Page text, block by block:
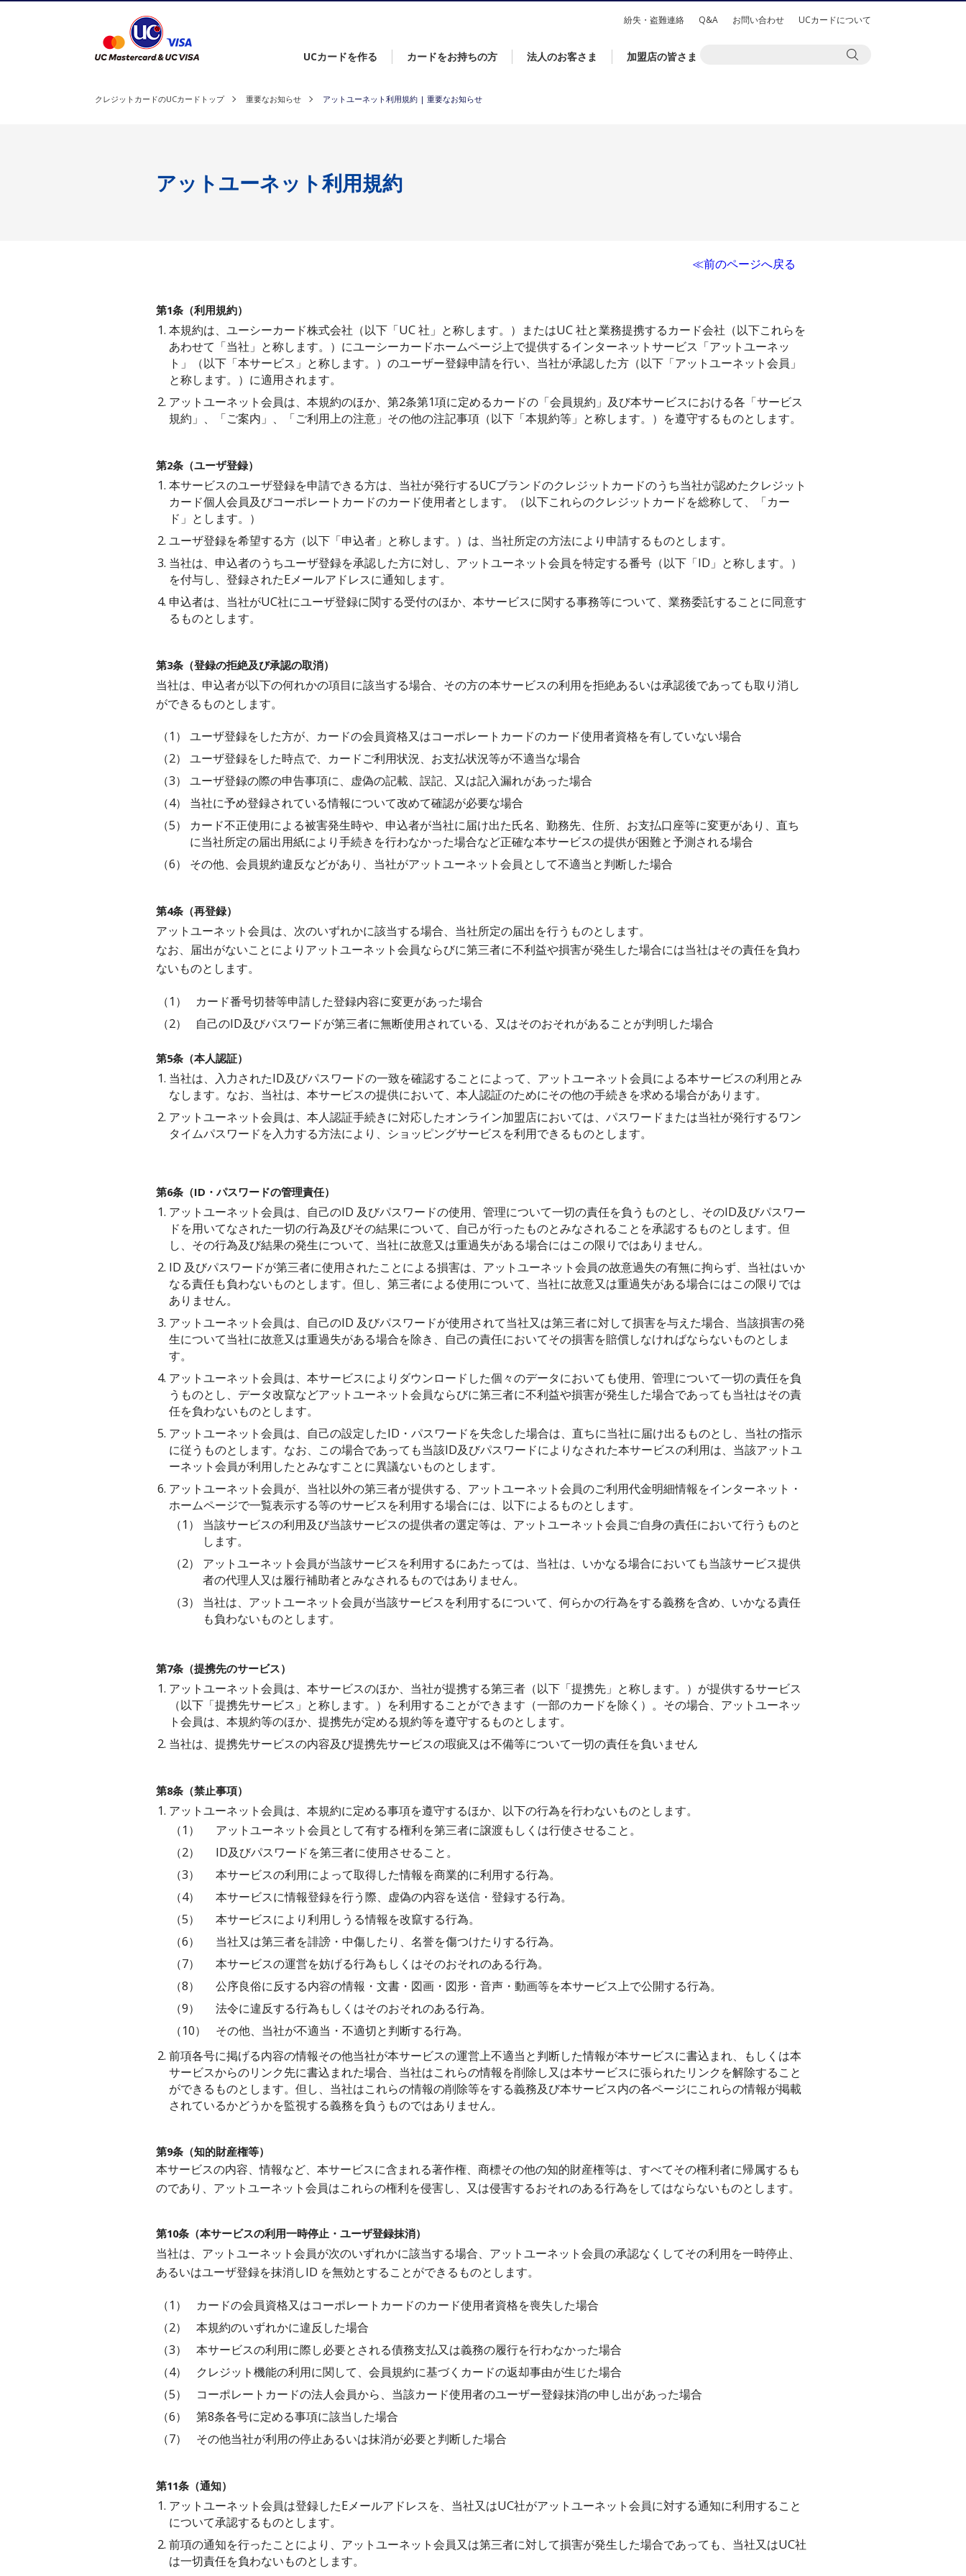
紛失・盗難連絡 Q&A お問い合わせ UCカードについて
UCカードを作る カードをお持ちの方 法人のお客さま 加盟店の皆さま
クレジットカードのUCカードトップ 重要なお知らせ アットユーネット利用規約 | 重要なお知らせ
アットユーネット利用規約
≪前のページへ戻る
第1条（利用規約）
1. 本規約は、ユーシーカード株式会社（以下「UC 社」と称します。）またはUC 社と業務提携するカード会社（以下これらを
あわせて「当社」と称します。）にユーシーカードホームページ上で提供するインターネットサービス「アットユーネッ
ト」（以下「本サービス」と称します。）のユーザー登録申請を行い、当社が承認した方（以下「アットユーネット会員」
と称します。）に適用されます。
2. アットユーネット会員は、本規約のほか、第2条第1項に定めるカードの「会員規約」及び本サービスにおける各「サービス
規約」、「ご案内」、「ご利用上の注意」その他の注記事項（以下「本規約等」と称します。）を遵守するものとします。
第2条（ユーザ登録）
1. 本サービスのユーザ登録を申請できる方は、当社が発行するUCブランドのクレジットカードのうち当社が認めたクレジット
カード個人会員及びコーポレートカードのカード使用者とします。（以下これらのクレジットカードを総称して、「カー
ド」とします。）
2. ユーザ登録を希望する方（以下「申込者」と称します。）は、当社所定の方法により申請するものとします。
3. 当社は、申込者のうちユーザ登録を承認した方に対し、アットユーネット会員を特定する番号（以下「ID」と称します。）
を付与し、登録されたEメールアドレスに通知します。
4. 申込者は、当社がUC社にユーザ登録に関する受付のほか、本サービスに関する事務等について、業務委託することに同意す
るものとします。
第3条（登録の拒絶及び承認の取消）
当社は、申込者が以下の何れかの項目に該当する場合、その方の本サービスの利用を拒絶あるいは承認後であっても取り消し
ができるものとします。
（1）
ユーザ登録をした方が、カードの会員資格又はコーポレートカードのカード使用者資格を有していない場合
（2）
ユーザ登録をした時点で、カードご利用状況、お支払状況等が不適当な場合
（3）
ユーザ登録の際の申告事項に、虚偽の記載、誤記、又は記入漏れがあった場合
（4）
当社に予め登録されている情報について改めて確認が必要な場合
（5）
カード不正使用による被害発生時や、申込者が当社に届け出た氏名、勤務先、住所、お支払口座等に変更があり、直ち
に当社所定の届出用紙により手続きを行わなかった場合など正確な本サービスの提供が困難と予測される場合
（6）
その他、会員規約違反などがあり、当社がアットユーネット会員として不適当と判断した場合
第4条（再登録）
アットユーネット会員は、次のいずれかに該当する場合、当社所定の届出を行うものとします。
なお、届出がないことによりアットユーネット会員ならびに第三者に不利益や損害が発生した場合には当社はその責任を負わ
ないものとします。
（1）
カード番号切替等申請した登録内容に変更があった場合
（2）
自己のID及びパスワードが第三者に無断使用されている、又はそのおそれがあることが判明した場合
第5条（本人認証）
1. 当社は、入力されたID及びパスワードの一致を確認することによって、アットユーネット会員による本サービスの利用とみ
なします。なお、当社は、本サービスの提供において、本人認証のためにその他の手続きを求める場合があります。
2. アットユーネット会員は、本人認証手続きに対応したオンライン加盟店においては、パスワードまたは当社が発行するワン
タイムパスワードを入力する方法により、ショッピングサービスを利用できるものとします。
第6条（ID・パスワードの管理責任）
1. アットユーネット会員は、自己のID 及びパスワードの使用、管理について一切の責任を負うものとし、そのID及びパスワー
ドを用いてなされた一切の行為及びその結果について、自己が行ったものとみなされることを承認するものとします。但
し、その行為及び結果の発生について、当社に故意又は重過失がある場合にはこの限りではありません。
2. ID 及びパスワードが第三者に使用されたことによる損害は、アットユーネット会員の故意過失の有無に拘らず、当社はいか
なる責任も負わないものとします。但し、第三者による使用について、当社に故意又は重過失がある場合にはこの限りでは
ありません。
3. アットユーネット会員は、自己のID 及びパスワードが使用されて当社又は第三者に対して損害を与えた場合、当該損害の発
生について当社に故意又は重過失がある場合を除き、自己の責任においてその損害を賠償しなければならないものとしま
す。
4. アットユーネット会員は、本サービスによりダウンロードした個々のデータにおいても使用、管理について一切の責任を負
うものとし、データ改竄などアットユーネット会員ならびに第三者に不利益や損害が発生した場合であっても当社はその責
任を負わないものとします。
5. アットユーネット会員は、自己の設定したID・パスワードを失念した場合は、直ちに当社に届け出るものとし、当社の指示
に従うものとします。なお、この場合であっても当該ID及びパスワードによりなされた本サービスの利用は、当該アットユ
ーネット会員が利用したとみなすことに異議ないものとします。
6. アットユーネット会員が、当社以外の第三者が提供する、アットユーネット会員のご利用代金明細情報をインターネット・
ホームページで一覧表示する等のサービスを利用する場合には、以下によるものとします。
（1）
当該サービスの利用及び当該サービスの提供者の選定等は、アットユーネット会員ご自身の責任において行うものと
します。
（2）
アットユーネット会員が当該サービスを利用するにあたっては、当社は、いかなる場合においても当該サービス提供
者の代理人又は履行補助者とみなされるものではありません。
（3）
当社は、アットユーネット会員が当該サービスを利用するについて、何らかの行為をする義務を含め、いかなる責任
も負わないものとします。
第7条（提携先のサービス）
1. アットユーネット会員は、本サービスのほか、当社が提携する第三者（以下「提携先」と称します。）が提供するサービス
（以下「提携先サービス」と称します。）を利用することができます（一部のカードを除く）。その場合、アットユーネッ
ト会員は、本規約等のほか、提携先が定める規約等を遵守するものとします。
2. 当社は、提携先サービスの内容及び提携先サービスの瑕疵又は不備等について一切の責任を負いません
第8条（禁止事項）
1. アットユーネット会員は、本規約に定める事項を遵守するほか、以下の行為を行わないものとします。
（1）
アットユーネット会員として有する権利を第三者に譲渡もしくは行使させること。
（2）
ID及びパスワードを第三者に使用させること。
（3）
本サービスの利用によって取得した情報を商業的に利用する行為。
（4）
本サービスに情報登録を行う際、虚偽の内容を送信・登録する行為。
（5）
本サービスにより利用しうる情報を改竄する行為。
（6）
当社又は第三者を誹謗・中傷したり、名誉を傷つけたりする行為。
（7）
本サービスの運営を妨げる行為もしくはそのおそれのある行為。
（8）
公序良俗に反する内容の情報・文書・図画・図形・音声・動画等を本サービス上で公開する行為。
（9）
法令に違反する行為もしくはそのおそれのある行為。
（10）
その他、当社が不適当・不適切と判断する行為。
2. 前項各号に掲げる内容の情報その他当社が本サービスの運営上不適当と判断した情報が本サービスに書込まれ、もしくは本
サービスからのリンク先に書込まれた場合、当社はこれらの情報を削除し又は本サービスに張られたリンクを解除すること
ができるものとします。但し、当社はこれらの情報の削除等をする義務及び本サービス内の各ページにこれらの情報が掲載
されているかどうかを監視する義務を負うものではありません。
第9条（知的財産権等）
本サービスの内容、情報など、本サービスに含まれる著作権、商標その他の知的財産権等は、すべてその権利者に帰属するも
のであり、アットユーネット会員はこれらの権利を侵害し、又は侵害するおそれのある行為をしてはならないものとします。
第10条（本サービスの利用一時停止・ユーザ登録抹消）
当社は、アットユーネット会員が次のいずれかに該当する場合、アットユーネット会員の承認なくしてその利用を一時停止、
あるいはユーザ登録を抹消しID を無効とすることができるものとします。
（1）
カードの会員資格又はコーポレートカードのカード使用者資格を喪失した場合
（2）
本規約のいずれかに違反した場合
（3）
本サービスの利用に際し必要とされる債務支払又は義務の履行を行わなかった場合
（4）
クレジット機能の利用に関して、会員規約に基づくカードの返却事由が生じた場合
（5）
コーポレートカードの法人会員から、当該カード使用者のユーザー登録抹消の申し出があった場合
（6）
第8条各号に定める事項に該当した場合
（7）
その他当社が利用の停止あるいは抹消が必要と判断した場合
第11条（通知）
1. アットユーネット会員は登録したEメールアドレスを、当社又はUC社がアットユーネット会員に対する通知に利用すること
について承認するものとします。
2. 前項の通知を行ったことにより、アットユーネット会員又は第三者に対して損害が発生した場合であっても、当社又はUC社
は一切責任を負わないものとします。